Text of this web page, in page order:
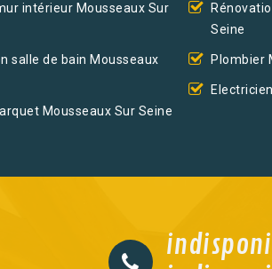
intérieur Mousseaux Sur
salle de bain Mousseaux
Mousseaux Sur Seine
Seine
Plombier